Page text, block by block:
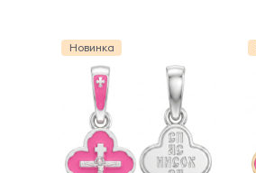
Новинка